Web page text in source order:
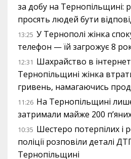
за добу на Тернопільщині:
просять людей бути
13:25 У Тернополі жінка
телефон — їй загрожує 8
12:31 Шахрайство в
Тернопільщині жінка
гривень, намагаючись
11:26 На Тернопільщині
затримали майже 200 п’яних
10:35 Шестеро потерпілих і
поліції розповіли деталі
Тернопільщині